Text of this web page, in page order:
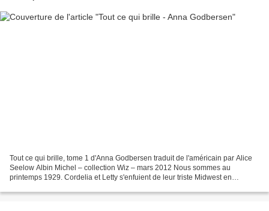
Tout ce qui brille, tome 1 d'Anna Godbersen traduit de l'américain par Alice
Seelow Albin Michel – collection Wiz – mars 2012 Nous sommes au
printemps 1929. Cordelia et Letty s'enfuient de leur triste Midwest en